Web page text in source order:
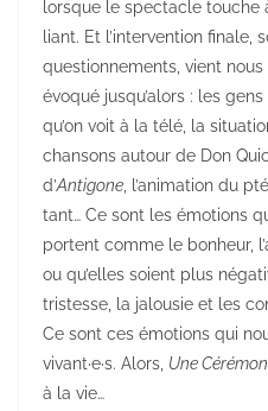
lorsque le spectacle touche
liant. Et l’intervention finale,
questionnements, vient
évoqué jusqu’alors : les
qu’on voit à la télé, la
chansons autour de Don
d’Antigone , l’animation du
tant… Ce sont les émotions
portent comme le bonheur,
ou qu’elles soient plus
tristesse, la jalousie et les
Ce sont ces émotions qui
vivant·e·s. Alors, Une
à la vie…